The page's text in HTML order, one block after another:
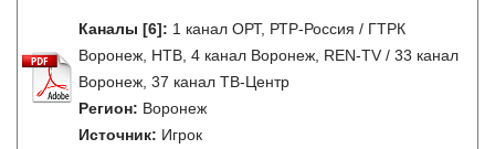
Каналы [6]: 1 канал ОРТ, РТР-Россия / ГТРК
Воронеж, НТВ, 4 канал Воронеж, REN-TV / 33 канал
Воронеж, 37 канал ТВ-Центр
Регион: Воронеж
Источник: Игрок